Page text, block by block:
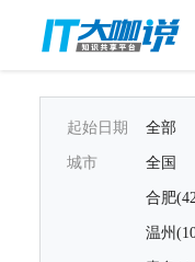
起始日期 全部
城市 全国
合肥
温州